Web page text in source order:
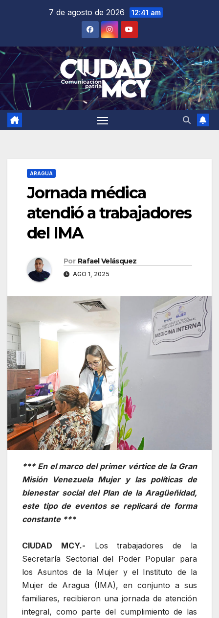
7 de agosto de 2026 12:41 am
ARAGUA
‎Jornada médica
atendió a trabajadores
del IMA ‎
Por Rafael Velásquez
AGO 1, 2025
*** En el marco del primer vértice de la Gran
Misión Venezuela Mujer y las políticas de
bienestar social del Plan de la Aragüeñidad,
este tipo de eventos se replicará de forma
constante ***
CIUDAD MCY.- Los trabajadores de la
Secretaría Sectorial del Poder Popular para
los Asuntos de la Mujer y el Instituto de la
Mujer de Aragua (IMA), en conjunto a sus
familiares, recibieron una jornada de atención
integral, como parte del cumplimiento de las